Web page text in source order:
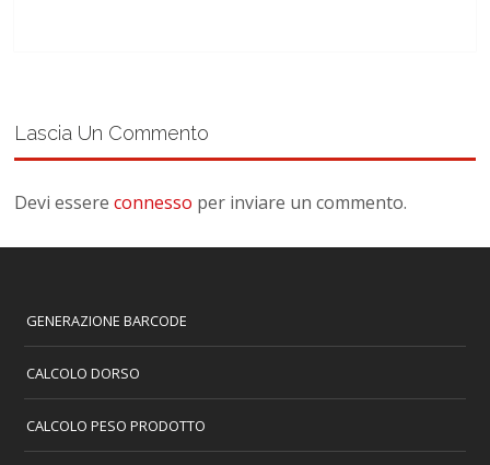
Lascia Un Commento
Devi essereconnesso per inviare un commento.
GENERAZIONE BARCODE
CALCOLO DORSO
CALCOLO PESO PRODOTTO